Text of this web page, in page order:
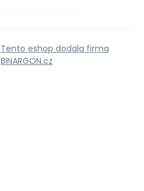
Tento eshop dodala firma
BINARGON.cz